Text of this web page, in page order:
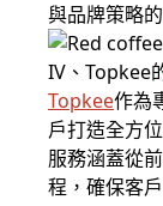
與品牌策略
IV、Topkee
Topkee作為
戶打造全方
服務涵蓋從
程，確保客